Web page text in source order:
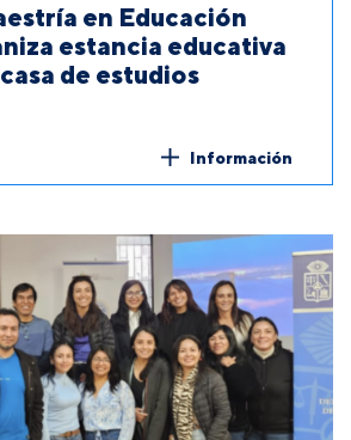
en Educación
estancia educativa
de estudios
Información